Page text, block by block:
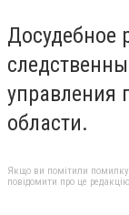
Досудебное
управления
области.
Якщо ви помітили помилку,
повідомити про це редакцію